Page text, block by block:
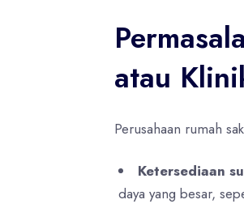
atau
Perusahaan rumah
Ketersediaan
daya yang besar,